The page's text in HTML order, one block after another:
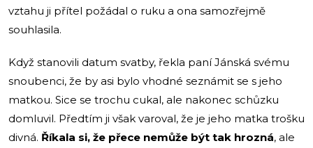
vztahu ji přítel požádal o ruku a ona samozřejmě
souhlasila.
Když stanovili datum svatby, řekla paní Jánská svému
snoubenci, že by asi bylo vhodné seznámit se s jeho
matkou. Sice se trochu cukal, ale nakonec schůzku
domluvil. Předtím ji však varoval, že je jeho matka trošku
divná. Říkala si, že přece nemůže být tak hrozná, ale